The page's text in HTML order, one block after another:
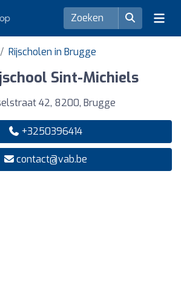
Rijscholen in Brugge
Sint-Michiels
42, 8200, Brugge
+3250396414
contact@vab.be